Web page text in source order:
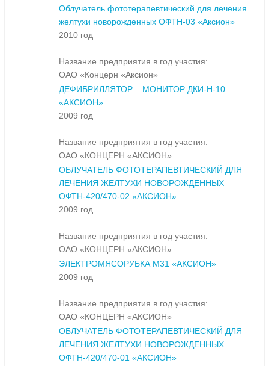
Облучатель фототерапевтический для лечения
желтухи новорожденных ОФТН-03 «Аксион»
2010 год
Название предприятия в год участия:
ОАО «Концерн «Аксион»
ДЕФИБРИЛЛЯТОР – МОНИТОР ДКИ-Н-10
«АКСИОН»
2009 год
Название предприятия в год участия:
ОАО «КОНЦЕРН «АКСИОН»
ОБЛУЧАТЕЛЬ ФОТОТЕРАПЕВТИЧЕСКИЙ ДЛЯ
ЛЕЧЕНИЯ ЖЕЛТУХИ НОВОРОЖДЕННЫХ
ОФТН-420/470-02 «АКСИОН»
2009 год
Название предприятия в год участия:
ОАО «КОНЦЕРН «АКСИОН»
ЭЛЕКТРОМЯСОРУБКА М31 «АКСИОН»
2009 год
Название предприятия в год участия:
ОАО «КОНЦЕРН «АКСИОН»
ОБЛУЧАТЕЛЬ ФОТОТЕРАПЕВТИЧЕСКИЙ ДЛЯ
ЛЕЧЕНИЯ ЖЕЛТУХИ НОВОРОЖДЕННЫХ
ОФТН-420/470-01 «АКСИОН»